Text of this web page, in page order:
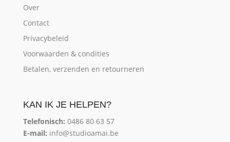
Over
Contact
Privacybeleid
Voorwaarden & condities
Betalen, verzenden en retourneren
KAN IK JE HELPEN?
Telefonisch: 0486 80 63 57
E-mail: info@studioamai.be